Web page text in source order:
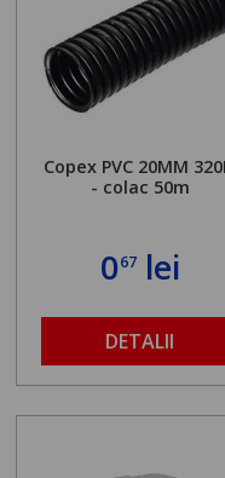
Copex PVC 20MM
- colac 50m
067lei
DETALII